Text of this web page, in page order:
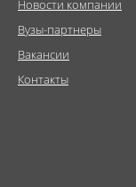
Новости компании
Вузы-партнеры
Вакансии
Контакты